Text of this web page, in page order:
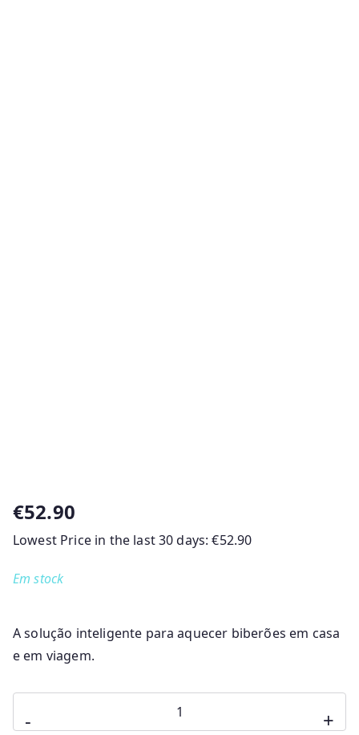
€52.90
Lowest Price in the last 30 days:€52.90
A solução inteligente para aquecer biberões em casa
e em viagem.
Em stock
-
de
+